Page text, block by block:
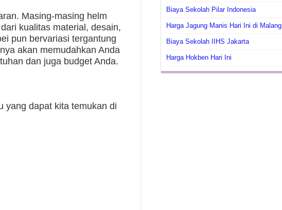
Masing-masing helm
kualitas material, desain,
pun bervariasi tergantung
akan memudahkan Anda
dan juga budget Anda.
yang dapat kita temukan di
Biaya Sekolah Pilar Indonesia
Harga Jagung Manis Hari Ini di Malang
Biaya Sekolah IIHS Jakarta
Harga Hokben Hari Ini